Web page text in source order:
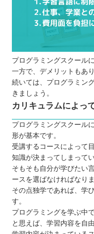
プログラミングスクール
一方で、デメリットもあり
続いては、プログラミン
きましょう。
カリキュラムによっ
プログラミングスクール
形が基本です。
受講するコースによって
知識が決まってしまってい
そもそも自分が学びたい
ースを選ばなければなりま
その点独学であれば、学
す。
プログラミングを学ぶ中
と思えば、学習内容を自